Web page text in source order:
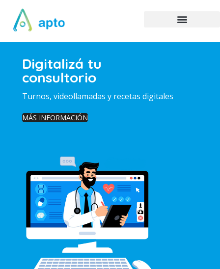
Digitalizá tu
consultorio
Turnos, videollamadas y recetas digitales
MÁS INFORMACIÓN